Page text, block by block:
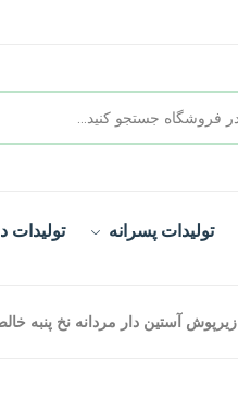
تولیدات پسرانه تولیدات
زیرپوش آستین دار مردانه نخ پنبه